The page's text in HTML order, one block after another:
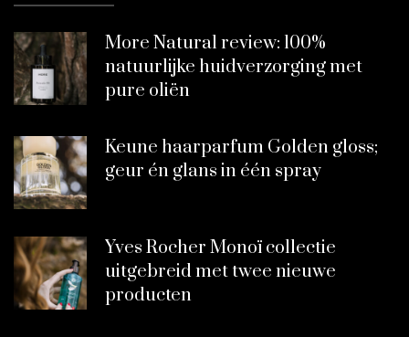
More Natural review: 100%
natuurlijke huidverzorging met
pure oliën
Keune haarparfum Golden gloss;
geur én glans in één spray
Yves Rocher Monoï collectie
uitgebreid met twee nieuwe
producten